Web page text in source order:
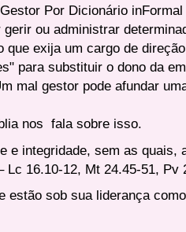
Por Dicionário
gerir ou administrar
que exija um cargo de
para substituir o dono da
mal gestor pode afundar
nos fala sobre isso.
e integridade, sem as quais,
Lc 16.10-12, Mt 24.45-51, Pv
estão sob sua liderança